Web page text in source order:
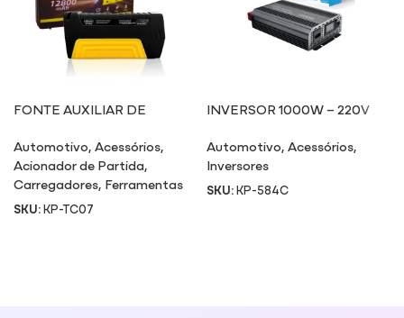
FONTE AUXILIAR DE
Automotivo,Acessórios,
Acionador de Partida,
Carregadores, Ferramentas
SKU:KP-TC07
INVERSOR 1000W – 220V
Automotivo,Acessórios,
Inversores
SKU:KP-584C